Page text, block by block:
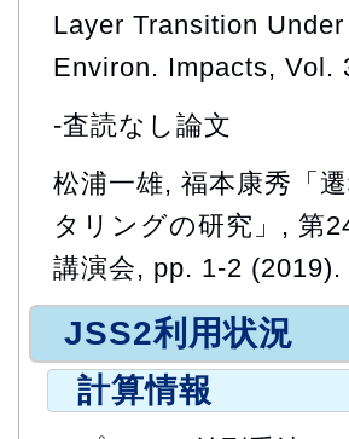
Layer Transition
Environ. Impacts, Vol.
-査読なし論文
松浦一雄, 福本康秀「
タリングの研究」, 第
講演会, pp. 1-2 (2019).
JSS2利用状況
計算情報